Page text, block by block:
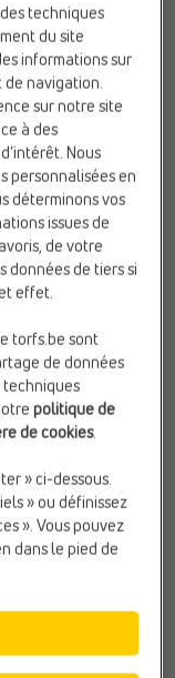
CLASSIQUES
Bugatti
Textile
N
CLASSIQUES
techniques
du site
informations sur
de navigation.
sur notre site
à des
Nous
personnalisées en
déterminons vos
issues de
de votre
données de tiers si
effet.
torfs.be sont
de données
techniques
politique de
de cookies.
» ci-dessous.
» ou définissez
». Vous pouvez
dans le pied de